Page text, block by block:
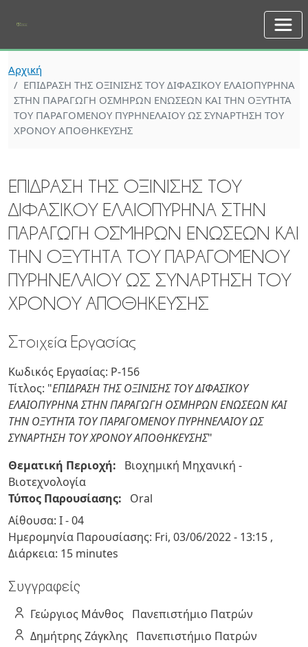
Αρχική
EΠΙΔΡΑΣΗ ΤΗΣ ΟΞΙΝΙΣΗΣ ΤΟΥ ΔΙΦΑΣΙΚΟΥ ΕΛΑΙΟΠΥΡΗΝΑ
ΣΤΗΝ ΠΑΡΑΓΩΓΗ ΟΣΜΗΡΩΝ ΕΝΩΣΕΩΝ ΚΑΙ ΤΗΝ ΟΞΥΤΗΤΑ
ΤΟΥ ΠΑΡΑΓΟΜΕΝΟΥ ΠΥΡΗΝΕΛΑΙΟΥ ΩΣ ΣΥΝΑΡΤΗΣΗ ΤΟΥ
ΧΡΟΝΟΥ ΑΠΟΘΗΚΕΥΣΗΣ
EΠΙΔΡΑΣΗ ΤΗΣ ΟΞΙΝΙΣΗΣ ΤΟΥ
ΔΙΦΑΣΙΚΟΥ ΕΛΑΙΟΠΥΡΗΝΑ ΣΤΗΝ
ΠΑΡΑΓΩΓΗ ΟΣΜΗΡΩΝ ΕΝΩΣΕΩΝ ΚΑΙ
ΤΗΝ ΟΞΥΤΗΤΑ ΤΟΥ ΠΑΡΑΓΟΜΕΝΟΥ
ΠΥΡΗΝΕΛΑΙΟΥ ΩΣ ΣΥΝΑΡΤΗΣΗ ΤΟΥ
ΧΡΟΝΟΥ ΑΠΟΘΗΚΕΥΣΗΣ
Στοιχεία Εργασίας
Κωδικός Εργασίας: P-156
Τίτλος: "EΠΙΔΡΑΣΗ ΤΗΣ ΟΞΙΝΙΣΗΣ ΤΟΥ ΔΙΦΑΣΙΚΟΥ
ΕΛΑΙΟΠΥΡΗΝΑ ΣΤΗΝ ΠΑΡΑΓΩΓΗ ΟΣΜΗΡΩΝ ΕΝΩΣΕΩΝ ΚΑΙ
ΤΗΝ ΟΞΥΤΗΤΑ ΤΟΥ ΠΑΡΑΓΟΜΕΝΟΥ ΠΥΡΗΝΕΛΑΙΟΥ ΩΣ
ΣΥΝΑΡΤΗΣΗ ΤΟΥ ΧΡΟΝΟΥ ΑΠΟΘΗΚΕΥΣΗΣ"
Θεματική Περιοχή:
Βιοχημική Μηχανική -
Βιοτεχνολογία
Τύπος Παρουσίασης:
Oral
Αίθουσα: Ι - 04
Ημερομηνία Παρουσίασης: Fri, 03/06/2022- 13:15 ,
Διάρκεια: 15 minutes
Συγγραφείς
Γεώργιος Μάνθος Πανεπιστήμιο Πατρών
ΔημήτρηςΖάγκλης Πανεπιστήμιο Πατρών